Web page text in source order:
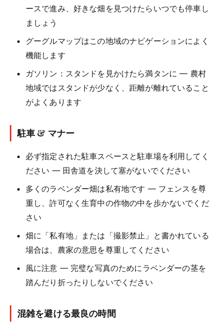
ースで進み、好きな畑を見つけたらいつでも停車し
ましょう
グーグルマップはこの地域のナビゲーションによく
機能します
ガソリン：スタンドを見かけたら満タンに — 農村
地域ではスタンドが少なく、距離が離れていること
がよくあります
駐車 & マナー
必ず指定された駐車スペースと駐車場を利用してく
ださい — 田舎道を決して塞がないでください
多くのラベンダー畑は私有地です — フェンスを尊
重し、許可なく生育中の作物の中を歩かないでくだ
さい
畑に「私有地」または「撮影禁止」と書かれている
場合は、農家の意思を尊重してください
風に注意 — 完璧な写真のためにラベンダーの茎を
踏んだり折ったりしないでください
混雑を避ける最良の時間